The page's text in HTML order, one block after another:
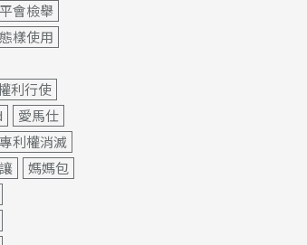
會檢舉
樣使用
利行使
愛馬仕
專利權消滅
媽媽包